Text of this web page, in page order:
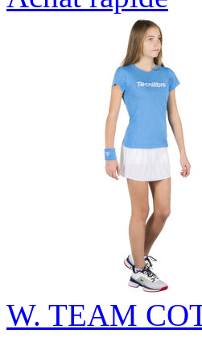
W. TEAM